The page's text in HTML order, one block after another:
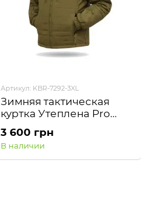
Артикул: KBR-7292-3XL
Зимняя тактическая
куртка Утеплена Pro
Coyote Kiborg
3 600 грн
В наличии